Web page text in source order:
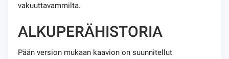
vakuuttavammilta.
ALKUPERÄHISTORIA
Pään version mukaan kaavion on suunnitellut